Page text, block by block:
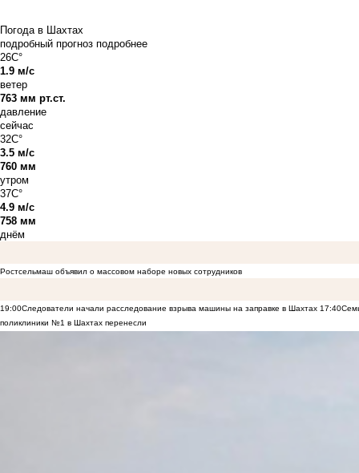
Погода в Шахтах
подробный прогноз подробнее
26C°
1.9 м/с
ветер
763 мм рт.ст.
давление
сейчас
32C°
3.5 м/с
760 мм
утром
37C°
4.9 м/с
758 мм
днём
Ростсельмаш объявил о массовом наборе новых сотрудников
19:00Следователи начали расследование взрыва машины на заправке в Шахтах 17:40
поликлиники №1 в Шахтах перенесли